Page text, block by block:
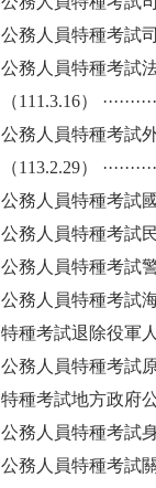
公務人員特種考試司
公務人員特種考試
（111.3.16）
公務人員特種考試
（113.2.29）
公務人員特種考試
公務人員特種考試民
公務人員特種考試警
公務人員特種考試海
特種考試退除役軍
公務人員特種考試原
特種考試地方政府公
公務人員特種考試身
公務人員特種考試關